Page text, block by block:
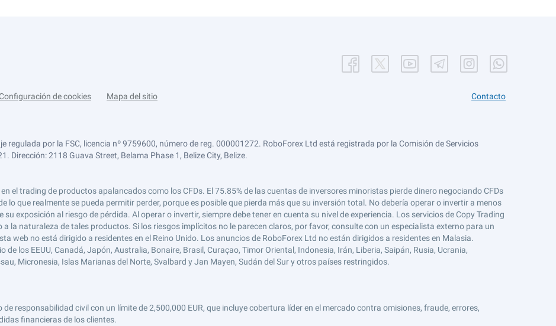
de cookies Mapa del sitio Contacto
regulada por la FSC, licencia nº 9759600, número de reg. 000001272. RoboForex Ltd está registrada por la Comisión de Servicios
Dirección: 2118 Guava Street, Belama Phase 1, Belize City, Belize.
el trading de productos apalancados como los CFDs. El 75.85% de las cuentas de inversores minoristas pierde dinero negociando CFDs
lo que realmente se pueda permitir perder, porque es posible que pierda más que su inversión total. No debería operar o invertir a menos
exposición al riesgo de pérdida. Al operar o invertir, siempre debe tener en cuenta su nivel de experiencia. Los servicios de Copy Trading
la naturaleza de tales productos. Si los riesgos implícitos no le parecen claros, por favor, consulte con un especialista externo para un
web no está dirigido a residentes en el Reino Unido. Los anuncios de RoboForex Ltd no están dirigidos a residentes en Malasia.
los EEUU, Canadá, Japón, Australia, Bonaire, Brasil, Curaçao, Timor Oriental, Indonesia, Irán, Liberia, Saipán, Rusia, Ucrania,
Micronesia, Islas Marianas del Norte, Svalbard y Jan Mayen, Sudán del Sur y otros países restringidos.
responsabilidad civil con un límite de 2,500,000 EUR, que incluye cobertura líder en el mercado contra omisiones, fraude, errores,
financieras de los clientes.